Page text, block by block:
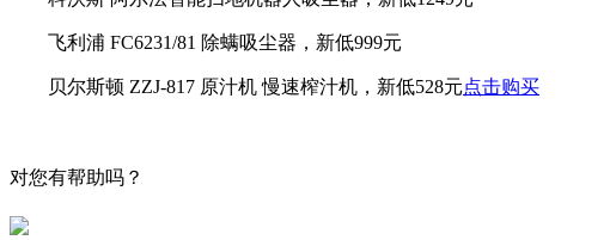
飞利浦 FC6231/81 除螨吸尘器，新低999元
贝尔斯顿 ZZJ-817 原汁机 慢速榨汁机，新低528元点击购买
对您有帮助吗？